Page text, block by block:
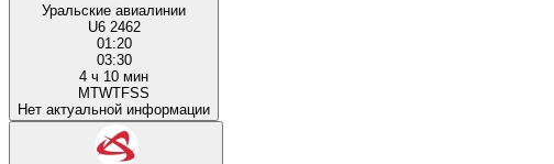
Уральские авиалинии
U6 2462
01:20
03:30
4 ч 10 мин
MTWTFSS
Нет актуальной информации